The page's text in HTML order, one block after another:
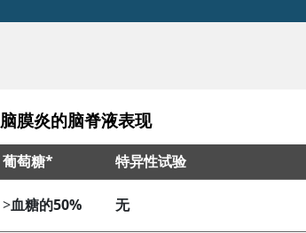
脑膜炎的脑脊液表现
葡萄糖*
特异性试验
>血糖的50% 无